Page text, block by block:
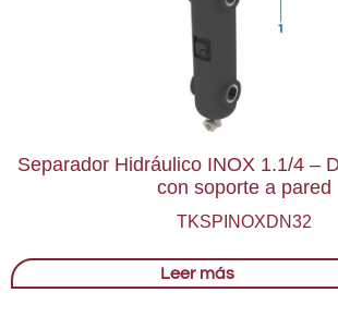
Separador Hidráulico INOX 1.1/4 –
con soporte a pared
TKSPINOXDN32
Leer más